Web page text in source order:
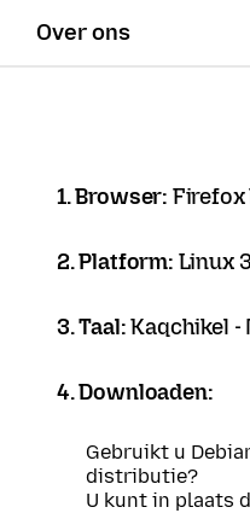
Over ons
1. Browser: Firefox
2. Platform: Linux
3. Taal:Kaqchikel -
4. Downloaden:
Gebruikt u
distributie?
U kunt in plaats